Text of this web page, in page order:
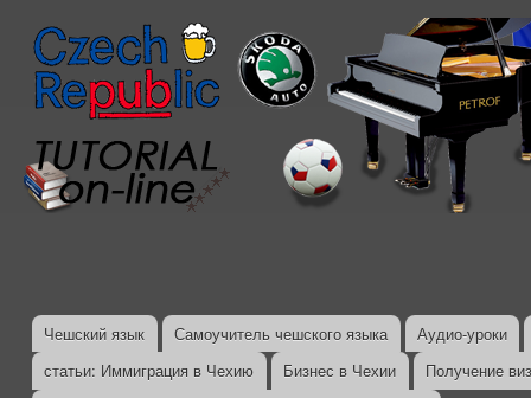
Главное меню
Чешский язык Самоучитель чешского языка
Аудио-уроки
статьи: Иммиграция в Чехию
Бизнес в Чехии
Получение